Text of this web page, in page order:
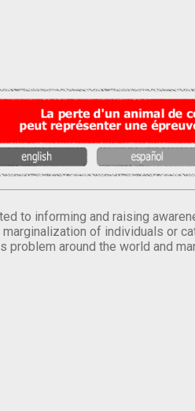
to informing and raising
of individuals or
around the world and